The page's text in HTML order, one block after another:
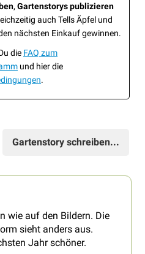
, Gartenstorys publizieren
auch Tells Äpfel und
nächsten Einkauf gewinnen.
die FAQ zum
und hier die
.
Gartenstory schreiben...
wie auf den Bildern. Die
sieht anders aus.
Jahr schöner.